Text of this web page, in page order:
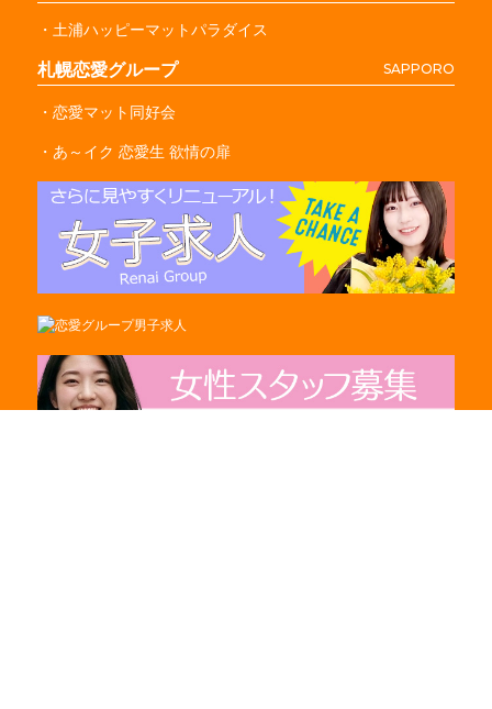
・土浦ハッピーマットパラダイス
札幌恋愛グループ SAPPORO
・恋愛マット同好会
・あ～イク 恋愛生 欲情の扉
電話をかける アクセス 出勤情報 その他